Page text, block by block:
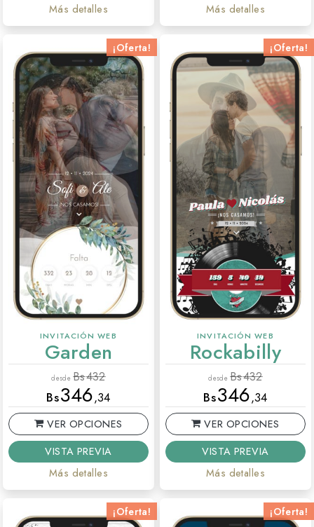
Más detalles
Más detalles
¡Oferta!
INVITACIÓN WEB
Garden
desdeBs432
Bs346,34
VER OPCIONES
VISTA PREVIA
Más detalles
¡Oferta!
INVITACIÓN WEB
Rockabilly
desdeBs432
Bs346,34
VER OPCIONES
VISTA PREVIA
Más detalles
¡Oferta! ¡Oferta!